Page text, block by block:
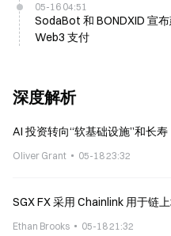
05-16 04:51
SodaBot 和 BONDXID 宣
Web3 支付
深度解析
AI 投资转向“软基础设施”和长
Oliver Grant 05-18 23:32
SGX FX 采用 Chainlink 用于链
Ethan Brooks 05-18 21:32